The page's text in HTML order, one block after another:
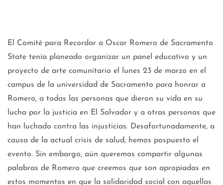
El Comité para Recordar a Oscar Romero de Sacramento
State tenía planeado organizar un panel educativo y un
proyecto de arte comunitario el lunes 23 de marzo en el
campus de la universidad de Sacramento para honrar a
Romero, a todas las personas que dieron su vida en su
lucha por la justicia en El Salvador y a otras personas que
han luchado contra las injusticias. Desafortunadamente, a
causa de la actual crisis de salud, hemos pospuesto el
evento. Sin embargo, aún queremos compartir algunas
palabras de Romero que creemos que son apropiadas en
estos momentos en que la solidaridad social con aquellas